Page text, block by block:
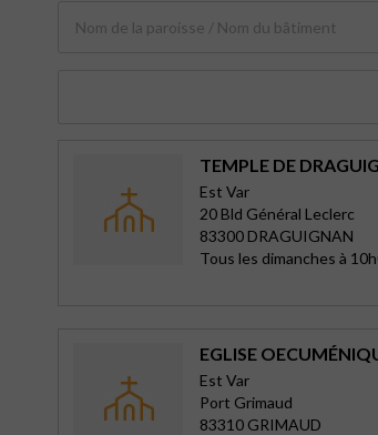
TEMPLE DE
Est Var
20 Bld Général Leclerc
83300 DRAGUIGNAN
Tous les dimanches à
EGLISE
Est Var
Port Grimaud
83310 GRIMAUD